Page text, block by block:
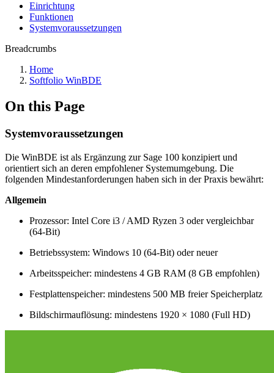
Einrichtung
Funktionen
Systemvoraussetzungen
Breadcrumbs
Home
Softfolio WinBDE
On this Page
Systemvoraussetzungen
Die WinBDE ist als Ergänzung zur Sage 100 konzipiert und
orientiert sich an deren empfohlener Systemumgebung. Die
folgenden Mindestanforderungen haben sich in der Praxis bewährt:
Allgemein
Prozessor: Intel Core i3 / AMD Ryzen 3 oder vergleichbar
(64-Bit)
Betriebssystem: Windows 10 (64-Bit) oder neuer
Arbeitsspeicher: mindestens 4 GB RAM (8 GB empfohlen)
Festplattenspeicher: mindestens 500 MB freier Speicherplatz
Bildschirmauflösung: mindestens 1920 × 1080 (Full HD)